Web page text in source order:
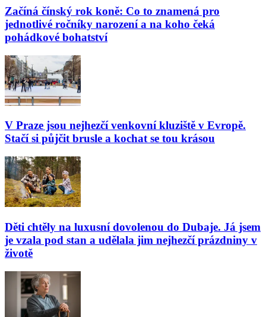
Začíná čínský rok koně: Co to znamená pro
jednotlivé ročníky narození a na koho čeká
pohádkové bohatství
V Praze jsou nejhezčí venkovní kluziště v Evropě.
Stačí si půjčit brusle a kochat se tou krásou
Děti chtěly na luxusní dovolenou do Dubaje. Já jsem
je vzala pod stan a udělala jim nejhezčí prázdniny v
životě